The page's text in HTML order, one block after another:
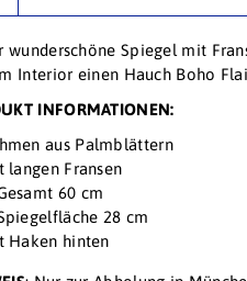
wunderschöne Spiegel mit
Interior einen Hauch Boho
INFORMATIONEN:
aus Palmblättern
langen Fransen
60 cm
28 cm
Haken hinten